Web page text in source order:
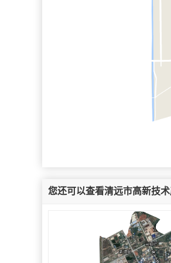
您还可以查看清远市高新技